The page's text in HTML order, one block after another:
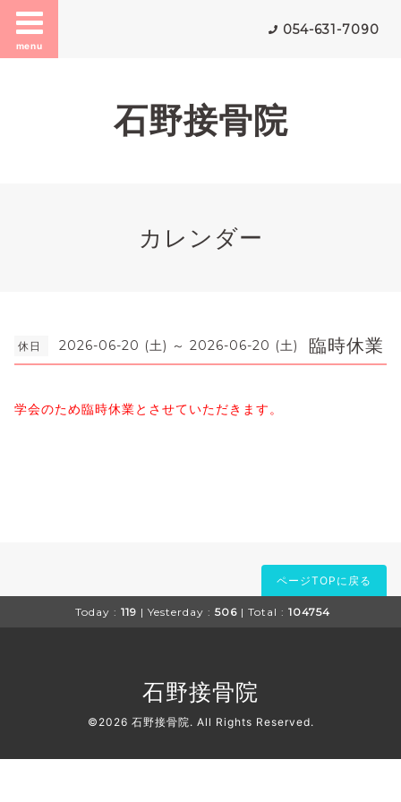
menu
054-631-7090
石野接骨院
カレンダー
休日 2026-06-20 (土) ～ 2026-06-20 (土) 臨時休業
学会のため臨時休業とさせていただきます。
ページTOPに戻る
Today : 119 | Yesterday : 506 | Total : 104754
石野接骨院
©2026 石野接骨院. All Rights Reserved.